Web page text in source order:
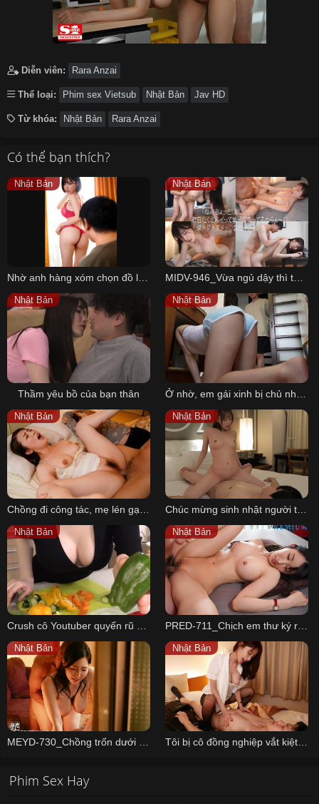
Diễn viên: Rara Anzai
Thể loại: Phim sex Vietsub Nhật Bản Jav HD
Từ khóa: Nhật Bản Rara Anzai
Có thể bạn thích?
Nhật Bản Nhật Bản
Nhật Bản
Thầm yêu bồ của bạn thân
Nhật Bản
Nhật Bản
Chồng đi công tác, mẹ lén gạ tình với con rể
Nhật Bản
Chúc mừng sinh nhật người tình trong khách sạn
Nhật Bản Nhật Bản
Nhật Bản Nhật Bản
Phim Sex Hay